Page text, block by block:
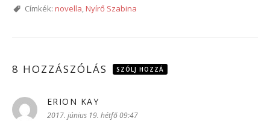
Címkék: novella Nyírő Szabina
8 HOZZÁSZÓLÁS SZÓLJ HOZZÁ
ERION KAY
2017. június 19. hétfő 09:47